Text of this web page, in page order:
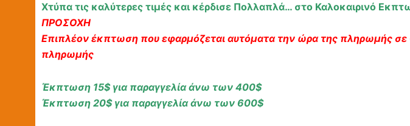
Χτύπα τις καλύτερες τιμές και κέρδισε Πολλαπλά… στο Καλοκαιρινό
ΠΡΟΣΟΧΗ
Eπιπλέον έκπτωση που εφαρμόζεται αυτόματα την ώρα της πληρωμής
πληρωμής
Έκπτωση 15$ για παραγγελία άνω των 400$
Έκπτωση 20$ για παραγγελία άνω των 600$